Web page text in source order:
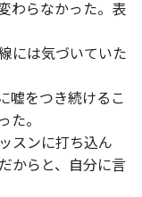
わらなかった。表
には気づいていた
嘘をつき続けるこ
。
スンに打ち込ん
からと、自分に言